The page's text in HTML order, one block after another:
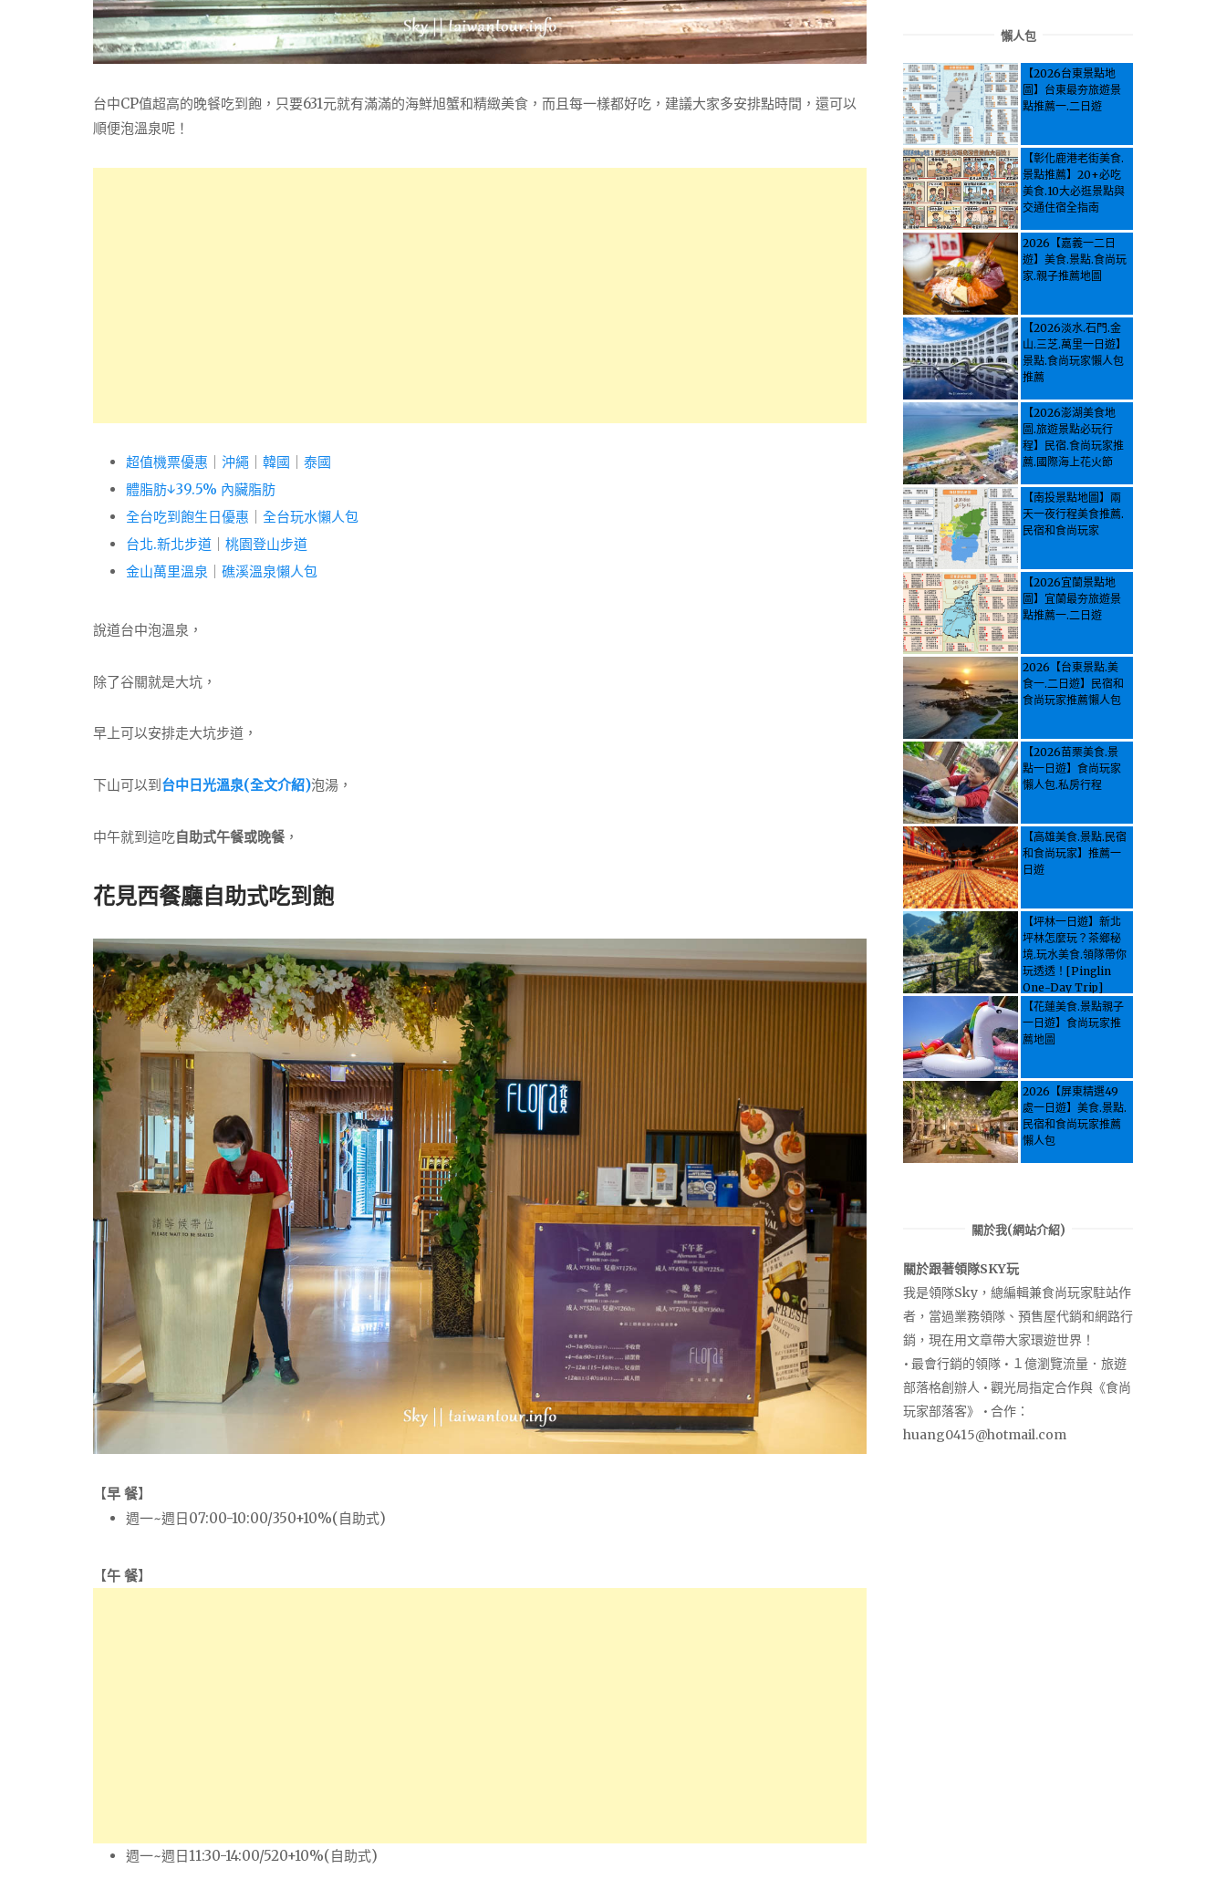
台中CP值超高的晚餐吃到飽，只要631元就有滿滿的海鮮旭蟹和精緻美食，而且每一樣都好吃，建議大家多安排點時間，還可以
順便泡溫泉呢！
超值機票優惠 沖繩 韓國
泰國
體脂肪↓39.5% 內臟脂肪
全台吃到飽生日優惠
全台玩水懶人包
台北.新北步道
桃園登山步道
金山萬里溫泉
礁溪溫泉懶人包
說道台中泡溫泉，
除了谷關就是大坑，
早上可以安排走大坑步道，
下山可以到 台中日光溫泉(全文介紹)泡湯，
中午就到這吃自助式午餐或晚餐 ，
花見西餐廳自助式吃到飽
【早 餐】
週一~週日07:00-10:00/350+10%(自助式)
【午 餐】
週一~週日11:30-14:00/520+10%(自助式)
懶人包
【2026台東景點地
圖】台東最夯旅遊景
點推薦一.二日遊
【彰化鹿港老街美食.
景點推薦】20+必吃
美食.10大必逛景點與
交通住宿全指南
2026【嘉義一二日
遊】美食.景點.食尚玩
家.親子推薦地圖
【2026淡水.石門.金
山.三芝.萬里一日遊】
景點.食尚玩家懶人包
推薦
【2026澎湖美食地
圖.旅遊景點必玩行
程】民宿.食尚玩家推
薦.國際海上花火節
【南投景點地圖】兩
天一夜行程美食推薦.
民宿和食尚玩家
【2026宜蘭景點地
圖】宜蘭最夯旅遊景
點推薦一.二日遊
2026【台東景點.美
食一.二日遊】民宿和
食尚玩家推薦懶人包
【2026苗栗美食.景
點一日遊】食尚玩家
懶人包.私房行程
【高雄美食.景點.民宿
和食尚玩家】推薦一
日遊
【坪林一日遊】新北
坪林怎麼玩？茶鄉秘
境.玩水美食.領隊帶你
玩透透！[Pinglin
One-Day Trip]
How to explore
Pinglin, New
Taipei? Tea Village
Let the guide take
you through it all!
【花蓮美食.景點親子
一日遊】食尚玩家推
薦地圖
2026【屏東精選49
處一日遊】美食.景點.
民宿和食尚玩家推薦
懶人包
關於我(網站介紹)
關於跟著領隊SKY玩
我是領隊Sky，總編輯兼食尚玩家駐站作
者，當過業務領隊、預售屋代銷和網路行
銷，現在用文章帶大家環遊世界！
• 最會行銷的領隊 • １億瀏覽流量．旅遊
部落格創辦人 • 觀光局指定合作與《食尚
玩家部落客》 • 合作：
huang0415@hotmail.com